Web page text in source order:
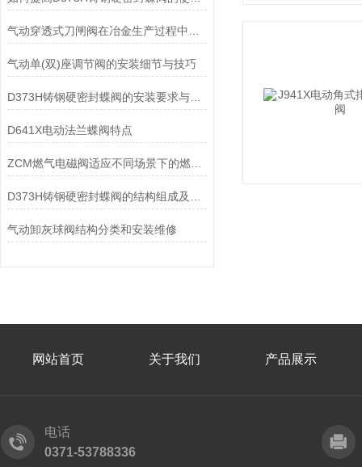
气动单(双)座调节阀的安装细节与技巧
D373H铸钢硬密封蝶阀的安装要求与维护保养
D641X电动法兰蝶阀特点
ZCM燃气电磁阀适应不同场景下的燃气使用需求
气动卸灰球阀结构分类和安装维修
网站首页 关于我们 产品展示
电话
0371-53788336